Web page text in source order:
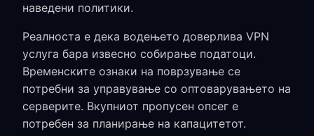
наведени политики.
Реалноста е дека водењето доверлива VPN
услуга бара извесно собирање податоци.
Временските ознаки на поврзување се
потребни за управување со оптоварувањето на
серверите. Вкупниот пропусен опсег е
потребен за планирање на капацитетот.